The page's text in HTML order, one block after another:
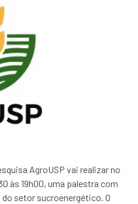
AgroUSP vai realizar no
às 19h00, uma palestra com
setor sucroenergético. O